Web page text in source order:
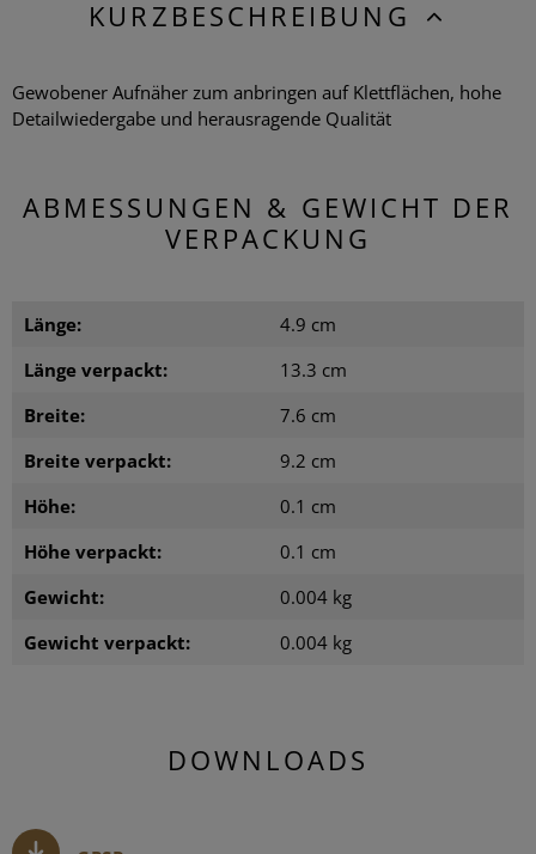
KURZBESCHREIBUNG
Gewobener Aufnäher zum anbringen auf Klettflächen, hohe
Detailwiedergabe und herausragende Qualität
ABMESSUNGEN & GEWICHT DER
VERPACKUNG
Länge:
4.9 cm
Länge verpackt:
13.3 cm
Breite:
7.6 cm
Breite verpackt:
9.2 cm
Höhe:
0.1 cm
Höhe verpackt:
0.1 cm
Gewicht:
0.004 kg
Gewicht verpackt:
0.004 kg
DOWNLOADS